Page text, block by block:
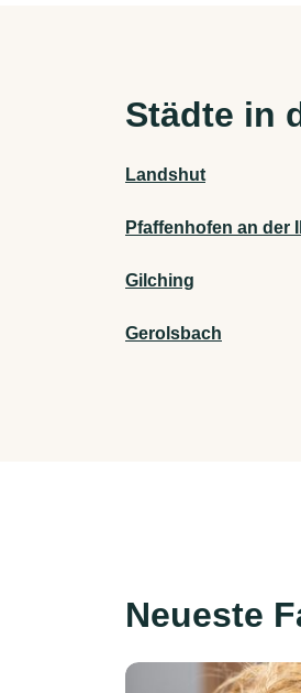
Städte in
Landshut
Pfaffenhofen an der
Gilching
Gerolsbach
Neueste